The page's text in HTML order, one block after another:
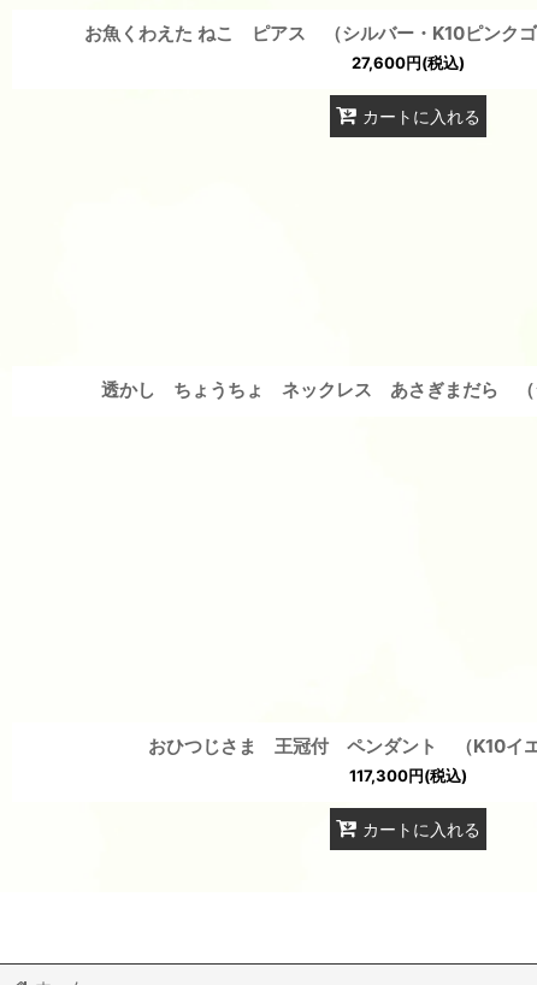
お魚くわえた ねこ ピアス （シルバー・K10ピンク
27,600円(税込)
カートに入れる
透かし ちょうちょ ネックレス あさぎまだら （
おひつじさま 王冠付 ペンダント （K10イエ
117,300円(税込)
カートに入れる